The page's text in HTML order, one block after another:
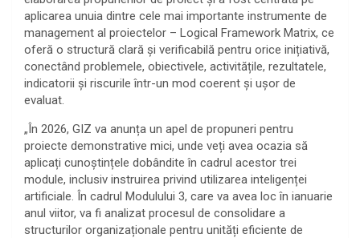
aplicarea unuia dintre cele mai importante instrumente de
management al proiectelor – Logical Framework Matrix, ce
oferă o structură clară și verificabilă pentru orice inițiativă,
conectând problemele, obiectivele, activitățile, rezultatele,
indicatorii și riscurile într-un mod coerent și ușor de
evaluat.
„În 2026, GIZ va anunța un apel de propuneri pentru
proiecte demonstrative mici, unde veți avea ocazia să
aplicați cunoștințele dobândite în cadrul acestor trei
module, inclusiv instruirea privind utilizarea inteligenței
artificiale. În cadrul Modulului 3, care va avea loc în ianuarie
anul viitor, va fi analizat procesul de consolidare a
structurilor organizaționale pentru unități eficiente de